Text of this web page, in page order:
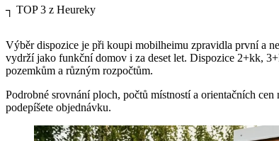
┐ TOP 3 z Heureky
Výběr dispozice je při koupi mobilheimu zpravidla první a
vydrží jako funkční domov i za deset let. Dispozice 2+kk,
pozemkům a různým rozpočtům.
Podrobné srovnání ploch, počtů místností a orientačních
podepíšete objednávku.